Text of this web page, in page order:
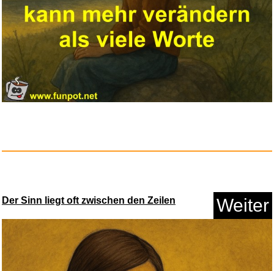
Wartungswerk...
Anzeige
Der Sinn liegt oft zwischen den Zeilen Weiter